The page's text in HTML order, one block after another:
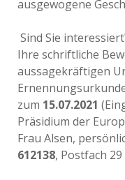
ausgewogene
Sind Sie
Ihre schriftliche
aussagekräftigen
zum 15.07.2021
Präsidium der
Frau Alsen,
612138, Postfach